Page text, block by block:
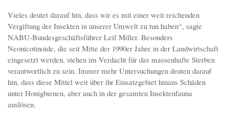
Vieles deutet darauf hin, dass wir es mit einer weit reichenden
Vergiftung der Insekten in unserer Umwelt zu tun haben“, sagte
NABU-Bundesgeschäftsführer Leif Miller. Besonders
Neonicotinoide, die seit Mitte der 1990er Jahre in der Landwirtschaft
eingesetzt werden, stehen im Verdacht für das massenhafte Sterben
verantwortlich zu sein. Immer mehr Untersuchungen deuten darauf
hin, dass diese Mittel weit über ihr Einsatzgebiet hinaus Schäden
unter Honigbienen, aber auch in der gesamten Insektenfauna
auslösen.